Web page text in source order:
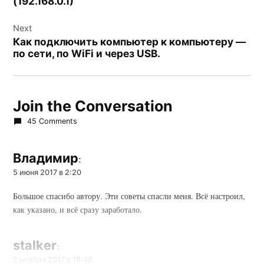
Next
Как подключить компьютер к компьютеру —
по сети, по WiFi и через USB.
Join the Conversation
45 Comments
Владимир:
5 июня 2017 в 2:20
Большое спасибо автору. Эти советы спасли меня. Всё настроил,
как указано, и всё сразу заработало.
stalker: